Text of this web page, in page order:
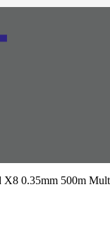
0.35mm 500m